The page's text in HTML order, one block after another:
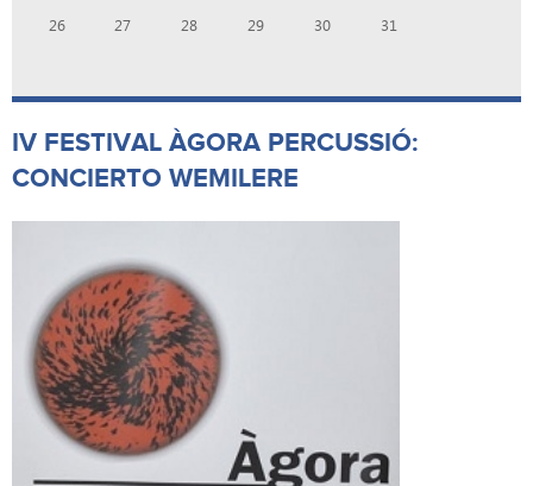
26 27 28 29 30 31
IV FESTIVAL ÀGORA PERCUSSIÓ:
CONCIERTO WEMILERE